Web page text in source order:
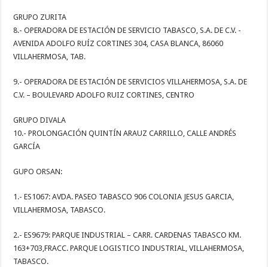
GRUPO ZURITA
8.- OPERADORA DE ESTACIÓN DE SERVICIO TABASCO, S.A. DE C.V. -
AVENIDA ADOLFO RUÍZ CORTINES 304, CASA BLANCA, 86060
VILLAHERMOSA, TAB.
9.- OPERADORA DE ESTACIÓN DE SERVICIOS VILLAHERMOSA, S.A. DE
C.V. – BOULEVARD ADOLFO RUIZ CORTINES, CENTRO
GRUPO DIVALA
10.- PROLONGACIÓN QUINTÍN ARAUZ CARRILLO, CALLE ANDRÉS
GARCÍA
GUPO ORSAN:
1.- ES1067: AVDA. PASEO TABASCO 906 COLONIA JESUS GARCIA,
VILLAHERMOSA, TABASCO.
2.- ES9679: PARQUE INDUSTRIAL – CARR. CARDENAS TABASCO KM.
163+703,FRACC. PARQUE LOGISTICO INDUSTRIAL, VILLAHERMOSA,
TABASCO.